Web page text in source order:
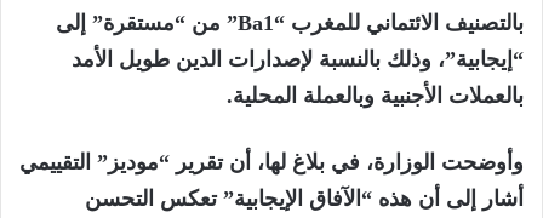
بالتصنيف الائتماني للمغرب “Ba1” من “مستقرة” إلى
“إيجابية”، وذلك بالنسبة لإصدارات الدين طويل الأمد
بالعملات الأجنبية وبالعملة المحلية.
وأوضحت الوزارة، في بلاغ لها، أن تقرير “موديز” التقييمي
أشار إلى أن هذه “الآفاق الإيجابية” تعكس التحسن